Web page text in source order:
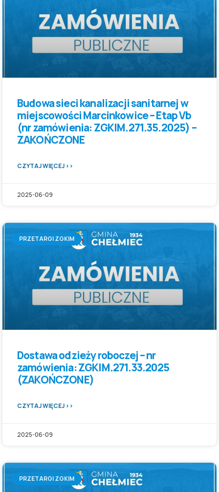
Budowa sieci kanalizacji sanitarnej w
miejscowości Marcinkowice – Etap Vb
(nr zamówienia: ZGKIM.271.35.2025) –
ZAKOŃCZONE
CZYTAJ WIĘCEJ >>
2025-06-09
PRZETARGI ZGKIM
Dostawa odzieży roboczej – nr
zamówienia: ZGKIM.271.33.2025
(ZAKOŃCZONE)
CZYTAJ WIĘCEJ >>
2025-06-09
PRZETARGI ZGKIM